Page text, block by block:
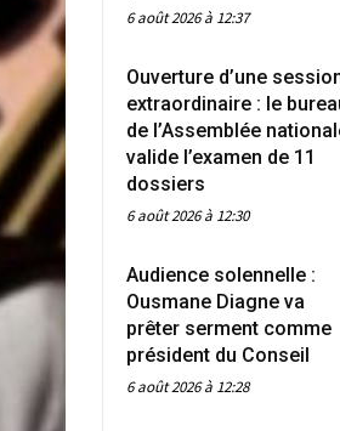
6 août 2026 à 12:37
Ouverture d’une
extraordinaire : le
de l’Assemblée
valide l’examen de 11
dossiers
6 août 2026 à 12:30
Audience solennelle :
Ousmane Diagne va
prêter serment comme
président du Conseil
6 août 2026 à 12:28